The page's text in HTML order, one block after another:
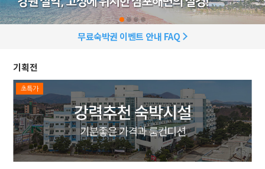
무료숙박권 이벤트 안내 FAQ
기획전
초특가